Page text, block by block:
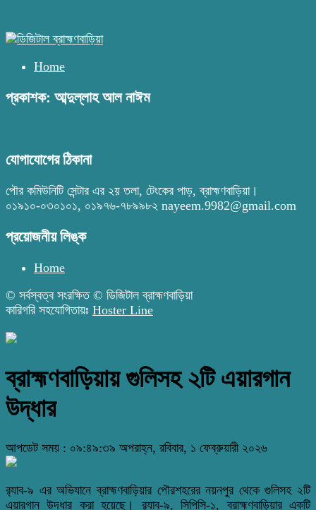
Home
প্রকাশক: আব্দুল্লাহ আল নাঈম
যোগাযোগের ঠিকানা
পৌর কমিউনিটি সেন্টার এর ২য় তলা, টেংকের পাড়, ব্রাহ্মণবাড়িয়া।
০১৯১০-০৩০১০১, ০১৯৭৬-৭৮৯৯৮২ nayeem.9982@gmail.com
প্রয়োজনীয় লিঙ্ক
Home
© সর্বস্বত্ব সংরক্ষিত © ডিজিটাল ব্রাহ্মণবাড়িয়া
কারিগরি সহযোগিতায়ঃ Hoster Line
ব্রাহ্মণবাড়িয়ায় গুলিসহ ২টি এয়ারগান
উদ্ধার
আপডেট সময় : ০৯:৪৯:৩৯ অপরাহ্ন, রবিবার, ১ ফেব্রুয়ারী ২০২৬
র‌্যাব-৯ এর অভিযানে ব্রাহ্মণবাড়িয়ার পৌরশহরের নয়নপুর থেকে গুলিসহ ২টি
এয়ারগান উদ্ধার করা হয়েছে। র‌্যাব-৯, সিপিসি-১, ব্রাহ্মণবাড়িয়ার একটি